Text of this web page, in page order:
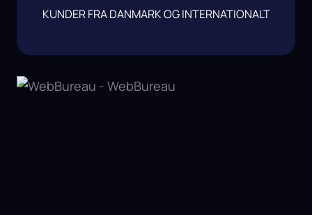
KUNDER FRA DANMARK OG INTERNATIONALT